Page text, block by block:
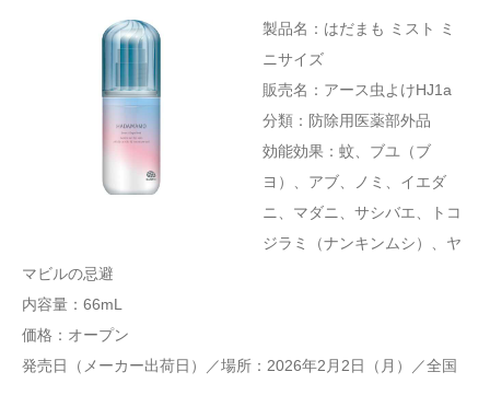
製品名：はだまも ミスト ミ
ニサイズ
販売名：アース虫よけHJ1a
分類：防除用医薬部外品
効能効果：蚊、ブユ（ブ
ヨ）、アブ、ノミ、イエダ
ニ、マダニ、サシバエ、トコ
ジラミ（ナンキンムシ）、ヤ
マビルの忌避
内容量：66mL
価格：オープン
発売日（メーカー出荷日）／場所：2026年2月2日（月）／全国